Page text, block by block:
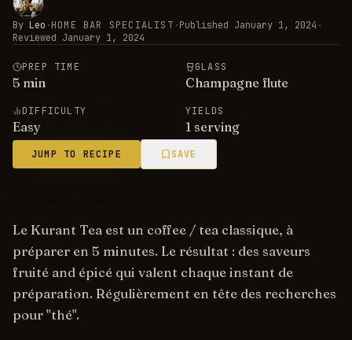
By Leo ·HOME BAR SPECIALIST ·Published January 1, 2024 ·
Reviewed January 1, 2024
PREP TIME
5 min
GLASS
Champagne flute
DIFFICULTY
Easy
YIELDS
1 serving
JUMP TO RECIPE SAVE
Le Kurant Tea est un coffee / tea classique, à
préparer en 5 minutes. Le résultat : des saveurs
fruité and épicé qui valent chaque instant de
préparation. Régulièrement en tête des recherches
pour "thé".